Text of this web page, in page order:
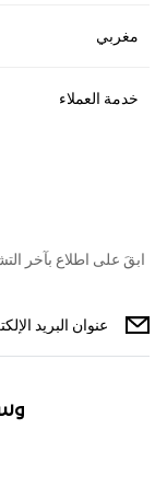
مغربي
خدمة العملاء
ابقَ على اطلاع بآخر